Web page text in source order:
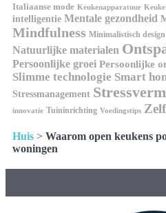
Italiaanse mode Keukenapparatuur
intelligentie Mentale gezondheid
Mindfulness Minimalistisch design
Natuurlijke materialen
Persoonlijke groei Persoonlijke
Slimme technologie Smart
Stressmanagement
innovatie Tuininrichting Voedingstips
Huis > Waarom open keukens
woningen